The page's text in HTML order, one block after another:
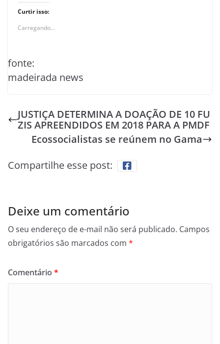
Curtir isso:
Carregando...
fonte:
madeirada news
JUSTIÇA DETERMINA A DOAÇÃO DE 10 FU
ZIS APREENDIDOS EM 2018 PARA A PMDF
Ecossocialistas se reúnem no Gama
Compartilhe esse post:
Deixe um comentário
O seu endereço de e-mail não será publicado. Campos
obrigatórios são marcados com *
Comentário *